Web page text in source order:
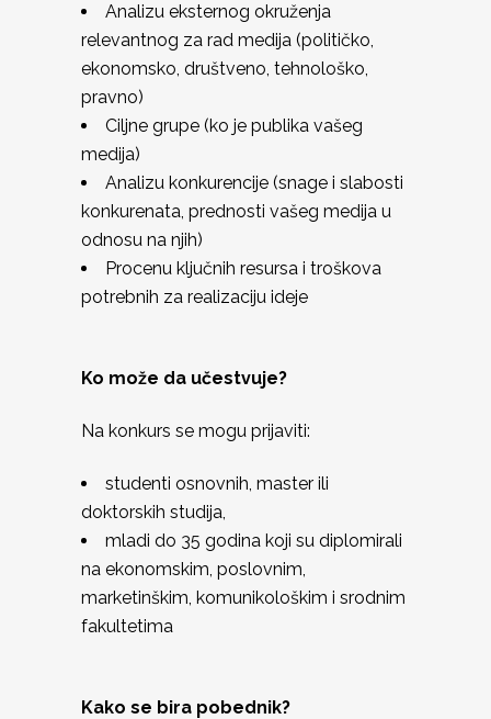
Analizu eksternog okruženja
relevantnog za rad medija (političko,
ekonomsko, društveno, tehnološko,
pravno)
Ciljne grupe (ko je publika vašeg
medija)
Analizu konkurencije (snage i slabosti
konkurenata, prednosti vašeg medija u
odnosu na njih)
Procenu ključnih resursa i troškova
potrebnih za realizaciju ideje
Ko može da učestvuje?
Na konkurs se mogu prijaviti:
studenti osnovnih, master ili
doktorskih studija,
mladi do 35 godina koji su diplomirali
na ekonomskim, poslovnim,
marketinškim, komunikološkim i srodnim
fakultetima
Kako se bira pobednik?